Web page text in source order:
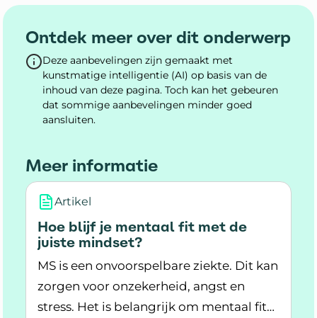
Ontdek meer over dit onderwerp
Deze aanbevelingen zijn gemaakt met
kunstmatige intelligentie (AI) op basis van de
inhoud van deze pagina. Toch kan het gebeuren
dat sommige aanbevelingen minder goed
aansluiten.
Meer informatie
Artikel
Hoe blijf je mentaal fit met de
juiste mindset?
MS is een onvoorspelbare ziekte. Dit kan
zorgen voor onzekerheid, angst en
stress. Het is belangrijk om mentaal fit